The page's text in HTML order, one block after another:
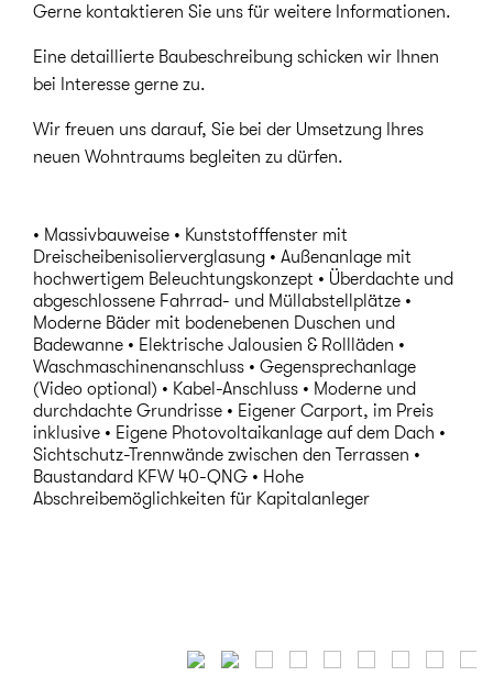
Gerne kontaktieren Sie uns für weitere Informationen.
Eine detaillierte Baubeschreibung schicken wir Ihnen
bei Interesse gerne zu.
Wir freuen uns darauf, Sie bei der Umsetzung Ihres
neuen Wohntraums begleiten zu dürfen.
• Massivbauweise • Kunststofffenster mit
Dreischeibenisolierverglasung • Außenanlage mit
hochwertigem Beleuchtungskonzept • Überdachte und
abgeschlossene Fahrrad- und Müllabstellplätze •
Moderne Bäder mit bodenebenen Duschen und
Badewanne • Elektrische Jalousien & Rollläden •
Waschmaschinenanschluss • Gegensprechanlage
(Video optional) • Kabel-Anschluss • Moderne und
durchdachte Grundrisse • Eigener Carport, im Preis
inklusive • Eigene Photovoltaikanlage auf dem Dach •
Sichtschutz-Trennwände zwischen den Terrassen •
Baustandard KFW 40-QNG • Hohe
Abschreibemöglichkeiten für Kapitalanleger